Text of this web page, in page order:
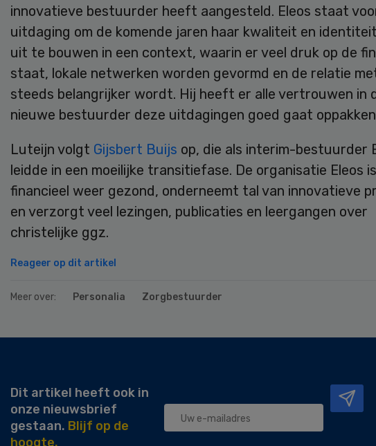
innovatieve bestuurder heeft aangesteld. Eleos staat
uitdaging om de komende jaren haar kwaliteit en
uit te bouwen in een context, waarin er veel druk op de
staat, lokale netwerken worden gevormd en de relatie
steeds belangrijker wordt. Hij heeft er alle vertrouwen in
nieuwe bestuurder deze uitdagingen goed gaat
Luteijn volgt Gijsbert Buijs op, die als interim-bestuurder
leidde in een moeilijke transitiefase. De organisatie Eleos is
financieel weer gezond, onderneemt tal van innovatieve
en verzorgt veel lezingen, publicaties en leergangen over
christelijke ggz.
Reageer op dit artikel
Meer over: Personalia Zorgbestuurder
Dit artikel heeft ook in
onze nieuwsbrief
gestaan. Blijf op de
hoogte.